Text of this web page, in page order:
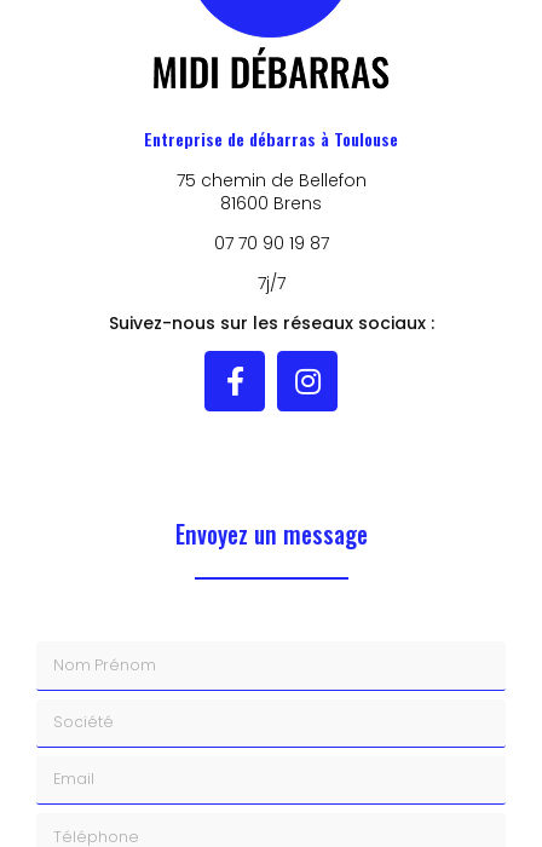
Entreprise de débarras à Toulouse
75 chemin de Bellefon
81600 Brens
07 70 90 19 87
7j/7
Suivez-nous sur les réseaux sociaux :
Envoyez un message